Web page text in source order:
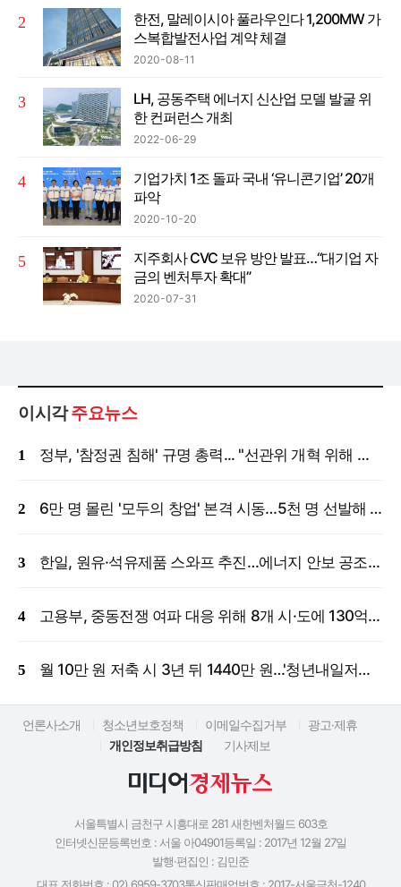
한전, 말레이시아 풀라우인다 1,200MW 가
스복합발전사업 계약 체결
2020-08-11
LH, 공동주택 에너지 신산업 모델 발굴 위
한 컨퍼런스 개최
2022-06-29
기업가치 1조 돌파 국내 ‘유니콘기업’ 20개
파악
2020-10-20
지주회사 CVC 보유 방안 발표…“대기업 자
금의 벤처투자 확대”
2020-07-31
이시각주요뉴스
정부, '참정권 침해' 규명 총력... "선관위 개혁 위해 국정조사 등 모든 조치"
6만 명 몰린 '모두의 창업' 본격 시동…5천 명 선발해 밀착 지원
한일, 원유·석유제품 스와프 추진…에너지 안보 공조 강화
고용부, 중동전쟁 여파 대응 위해 8개 시·도에 130억 원 긴급 투입
월 10만 원 저축 시 3년 뒤 1440만 원…'청년내일저축계좌' 신규 모집
언론사소개 청소년보호정책 이메일수집거부
광고·제휴
개인정보취급방침
기사제보
서울특별시 금천구 시흥대로 281 새한벤처월드 603호
인터넷신문등록번호 : 서울 아04901등록일 : 2017년 12월 27일
발행·편집인 : 김민준